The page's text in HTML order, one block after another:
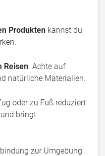
Produkten kannst du
Reisen. Achte auf
natürliche Materialien.
oder zu Fuß reduziert
bringt
zur Umgebung